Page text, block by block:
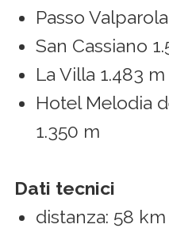
Passo
San Cassiano
La Villa 1.483 m
Hotel Melodia
1.350 m
Dati tecnici
distanza: 58 km